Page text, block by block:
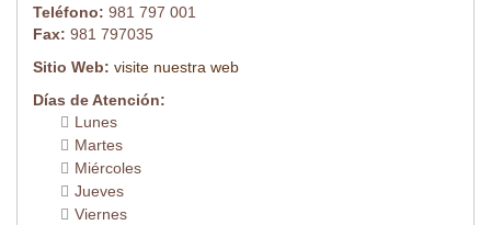
Teléfono: 981 797 001
Fax: 981 797035
Sitio Web: visite nuestra web
Días de Atención:
Lunes
Martes
Miércoles
Jueves
Viernes